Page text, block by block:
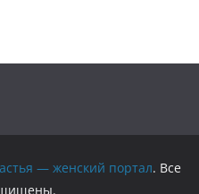
— женский портал. Все